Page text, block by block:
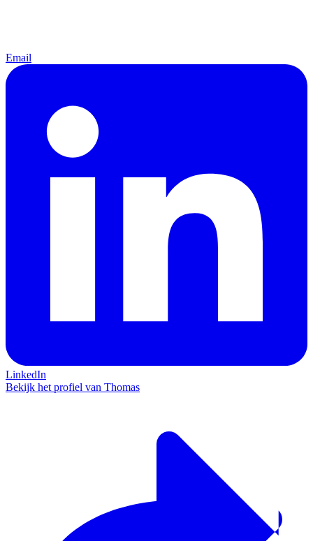
Email
LinkedIn
Bekijk het profiel van Thomas